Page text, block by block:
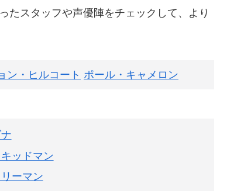
たスタッフや声優陣をチェックして、より
ン・ヒルコート ポール・キャメロン
ッドマン
ーマン